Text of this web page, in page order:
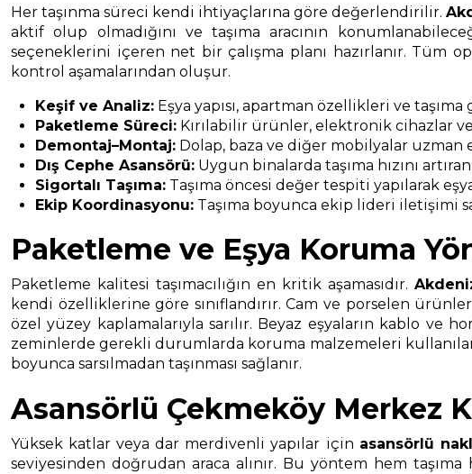
Her taşınma süreci kendi ihtiyaçlarına göre değerlendirilir.
aktif olup olmadığını ve taşıma aracının
seçeneklerini içeren net bir çalışma planı hazırlanır. Tüm
kontrol aşamalarından oluşur.
Keşif ve Analiz: Eşya yapısı, apartman özellikleri ve
Paketleme Süreci: Kırılabilir ürünler, elektronik cihazlar
Demontaj–Montaj: Dolap, baza ve diğer mobilyalar uzman
Dış Cephe Asansörü: Uygun binalarda taşıma hızını
Sigortalı Taşıma: Taşıma öncesi değer tespiti yapılarak
Ekip Koordinasyonu: Taşıma boyunca ekip lideri iletişimi
Paketleme ve Eşya Koruma
Paketleme kalitesi taşımacılığın en kritik aşamasıdır.
kendi özelliklerine göre sınıflandırır. Cam ve porselen
özel yüzey kaplamalarıyla sarılır. Beyaz eşyaların kablo ve
zeminlerde gerekli durumlarda koruma malzemeleri
boyunca sarsılmadan taşınması sağlanır.
Asansörlü Çekmeköy Merkez
Yüksek katlar veya dar merdivenli yapılar için asansörlü
seviyesinden doğrudan araca alınır. Bu yöntem hem taşıma